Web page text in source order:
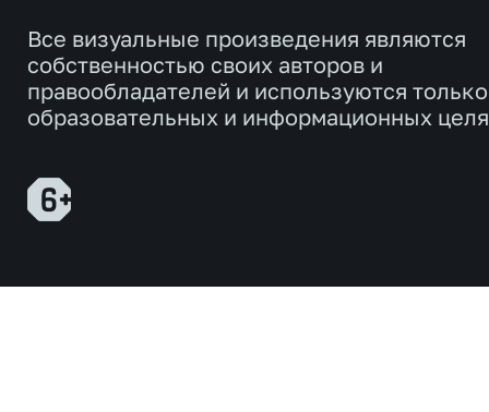
Все визуальные произведения являются
собственностью своих авторов и
правообладателей и используются
образовательных и информационных